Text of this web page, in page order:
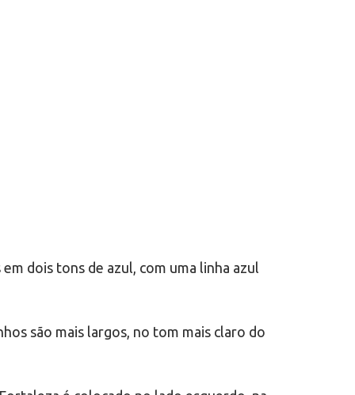
dois tons de azul, com uma linha azul
são mais largos, no tom mais claro do